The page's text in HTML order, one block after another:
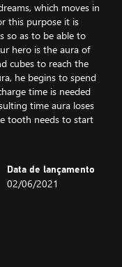
which moves in
this purpose it is
so as to be able to
hero is the aura of
cubes to reach the
he begins to spend
time is needed
time aura loses
tooth needs to start
Data de lançamento
02/06/2021